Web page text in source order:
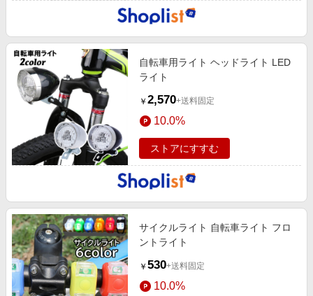
自転車用ライト ヘッドライト LED
ライト
￥ 2,570+送料固定
10.0%
ストアにすすむ
サイクルライト 自転車ライト フロ
ントライト
￥ 530+送料固定
10.0%